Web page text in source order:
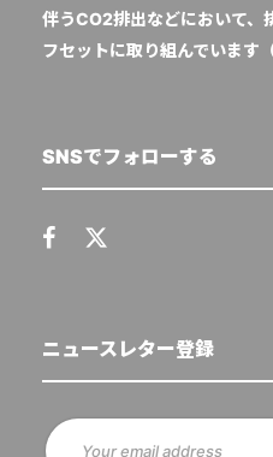
伴うCO2排出などにおいて、
フセットに取り組んでいます
SNSでフォローする
ニュースレター登録